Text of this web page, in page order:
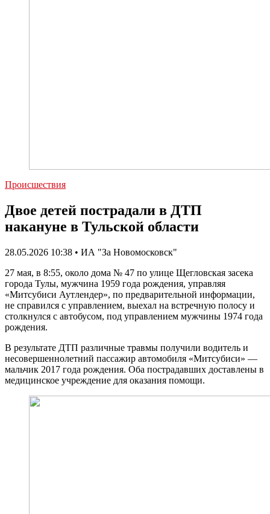
Происшествия
Двое детей пострадали в ДТП
накануне в Тульской области
28.05.2026 10:38 • ИА "За Новомосковск"
27 мая, в 8:55, около дома № 47 по улице Щегловская засека
города Тулы, мужчина 1959 года рождения, управляя
«Митсубиси Аутлендер», по предварительной информации,
не справился с управлением, выехал на встречную полосу и
столкнулся с автобусом, под управлением мужчины 1974 года
рождения.
В результате ДТП различные травмы получили водитель и
несовершеннолетний пассажир автомобиля «Митсубиси» —
мальчик 2017 года рождения. Оба пострадавших доставлены в
медицинское учреждение для оказания помощи.